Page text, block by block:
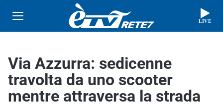
LIVE
Via Azzurra: sedicenne
travolta da uno scooter
mentre attraversa la strada